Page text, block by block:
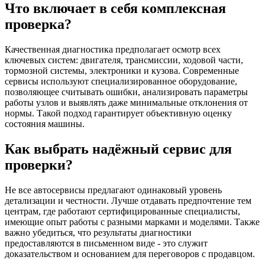
Что включает в себя комплексная
проверка?
Качественная диагностика предполагает осмотр всех
ключевых систем: двигателя, трансмиссии, ходовой части,
тормозной системы, электроники и кузова. Современные
сервисы используют специализированное оборудование,
позволяющее считывать ошибки, анализировать параметры
работы узлов и выявлять даже минимальные отклонения от
нормы. Такой подход гарантирует объективную оценку
состояния машины.
Как выбрать надёжный сервис для
проверки?
Не все автосервисы предлагают одинаковый уровень
детализации и честности. Лучше отдавать предпочтение тем
центрам, где работают сертифицированные специалисты,
имеющие опыт работы с разными марками и моделями. Также
важно убедиться, что результаты диагностики
предоставляются в письменном виде - это служит
доказательством и основанием для переговоров с продавцом.